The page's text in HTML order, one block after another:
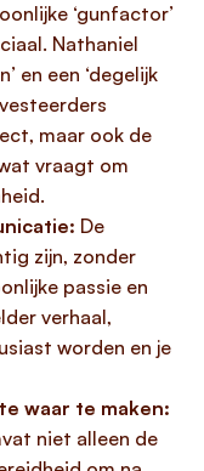
‘gunfactor’
Nathaniel
en een ‘degelijk
maar ook de
vraagt om
De
zijn, zonder
passie en
verhaal,
worden en je
waar te maken:
niet alleen de